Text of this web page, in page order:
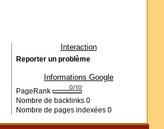
Interaction
Reporter un problème
Informations Google
PageRank
Nombre de backlinks 0
Nombre de pages indexées 0